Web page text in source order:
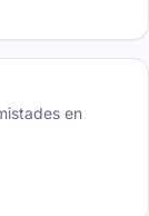
en